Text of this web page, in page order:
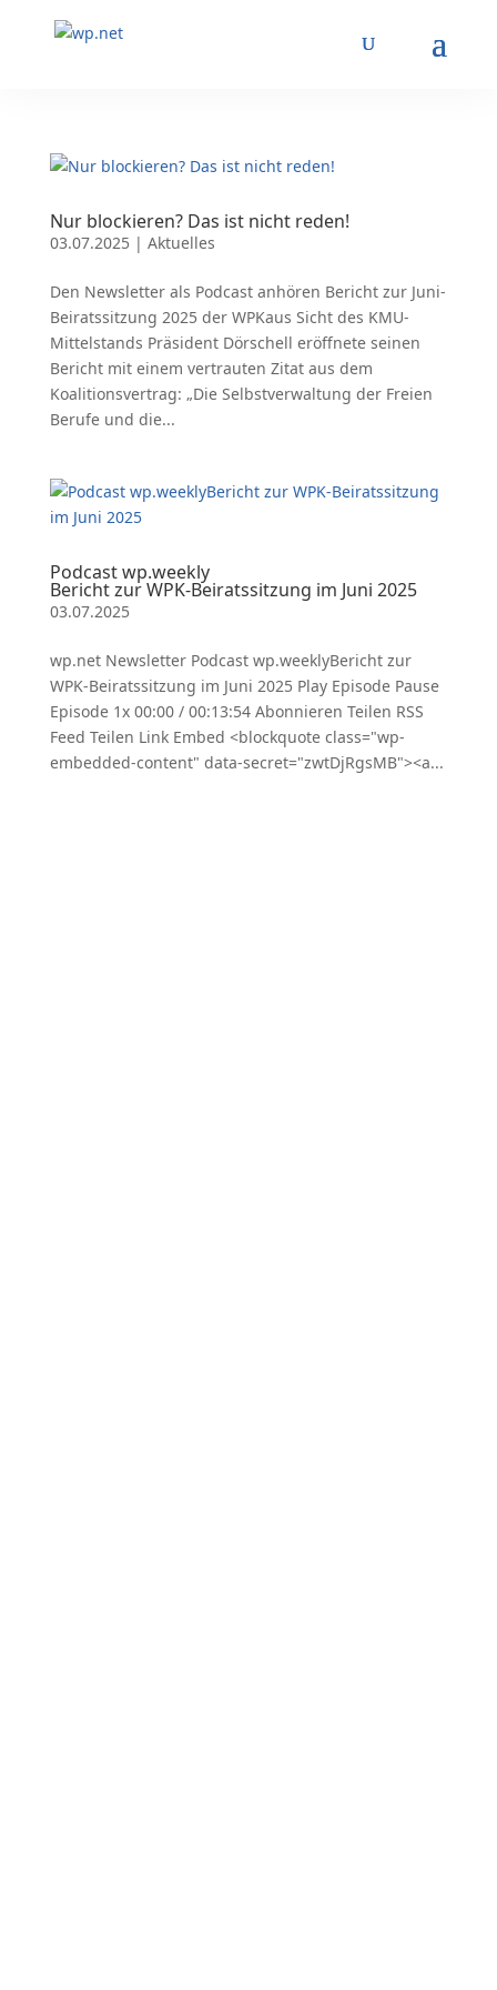
Nur blockieren? Das ist nicht reden!
03.07.2025| Aktuelles
Den Newsletter als Podcast anhören Bericht zur Juni-
Beiratssitzung 2025 der WPKaus Sicht des KMU-
Mittelstands Präsident Dörschell eröffnete seinen
Bericht mit einem vertrauten Zitat aus dem
Koalitionsvertrag: „Die Selbstverwaltung der Freien
Berufe und die...
Podcast wp.weekly
Bericht zur WPK-Beiratssitzung im Juni 2025
03.07.2025
wp.net Newsletter Podcast wp.weeklyBericht zur
WPK-Beiratssitzung im Juni 2025 Play Episode Pause
Episode 1x 00:00 / 00:13:54 Abonnieren Teilen RSS
Feed Teilen Link Embed <blockquote class="wp-
embedded-content" data-secret="zwtDjRgsMB"><a...